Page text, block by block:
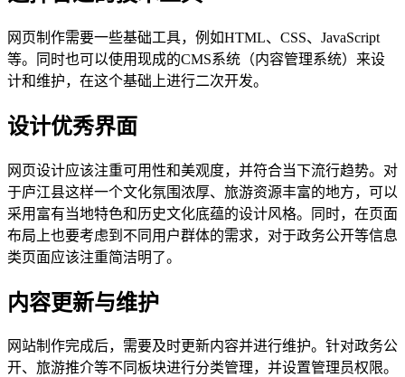
网页制作需要一些基础工具，例如HTML、CSS、JavaScript
等。同时也可以使用现成的CMS系统（内容管理系统）来设
计和维护，在这个基础上进行二次开发。
设计优秀界面
网页设计应该注重可用性和美观度，并符合当下流行趋势。对
于庐江县这样一个文化氛围浓厚、旅游资源丰富的地方，可以
采用富有当地特色和历史文化底蕴的设计风格。同时，在页面
布局上也要考虑到不同用户群体的需求，对于政务公开等信息
类页面应该注重简洁明了。
内容更新与维护
网站制作完成后，需要及时更新内容并进行维护。针对政务公
开、旅游推介等不同板块进行分类管理，并设置管理员权限。